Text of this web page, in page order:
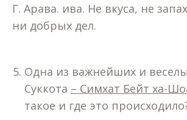
Г. Арава. ива. Не вкуса, не
ни добрых дел.
Одна из важнейших и
Суккота – Симхат Бейт ха-
такое и где это